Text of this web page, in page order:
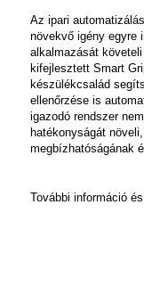
Az ipari
növekvő igény egyre
alkalmazását
kifejlesztett Smart
készülékcsalád
ellenőrzése is
igazodó rendszer
hatékonyságát
megbízhatóságának
További információ